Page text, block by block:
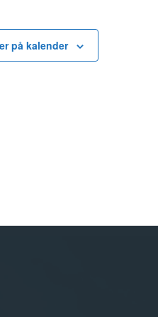
på kalender